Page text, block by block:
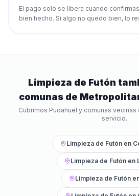
El pago solo se libera cuando
bien hecho. Si algo no quedo bien, lo
Limpieza de Futón
comunas de
Cubrimos Pudahuel y comunas vecinas
servicio.
Limpieza de Futónen
Limpieza de Futón en
Limpieza de Futón